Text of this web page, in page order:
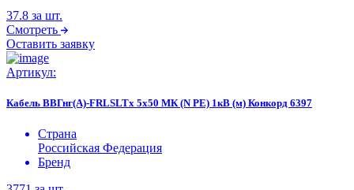
37.8 за шт.
Смотреть
Оставить заявку
Артикул:
Кабель ВВГнг(А)-FRLSLTx 5х50 МК (N PE) 1кВ (м) Конкорд 6397
Страна
Российская Федерация
Бренд